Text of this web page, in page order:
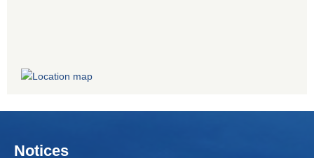
Notices